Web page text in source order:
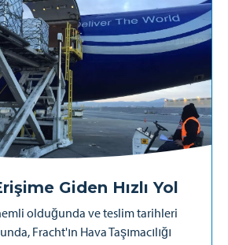
Giden Hızlı Yol
olduğunda ve teslim tarihleri
Fracht'ın Hava Taşımacılığı